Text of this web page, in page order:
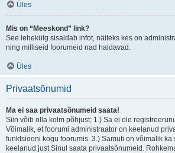
Üles
Mis on “Meeskond” link?
See lehekülg sisaldab infot, näiteks kes on
ning milliseid foorumeid nad haldavad.
Üles
Privaatsõnumid
Ma ei saa privaatsõnumeid saata!
Siin võib olla kolm põhjust; 1.) Sa ei ole
Võimalik, et foorumi administraator on keelanud
funktsiooni kogu foorumis. 3.) Samuti on võimalik ka
keelanud just Sinul saata privaatsõnumeid.